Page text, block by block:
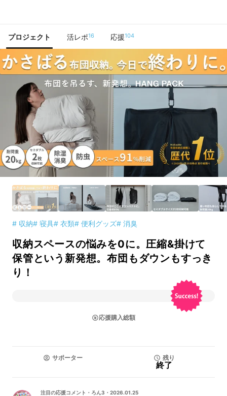
プロジェクト 活レポ16 応援104
# 収納# 寝具# 衣類# 便利グッズ# 消臭
収納スペースの悩みを0に。圧縮&掛けて
保管という新発想。布団もダウンもすっき
り！
応援購入総額
サポーター 残り
終了
注目の応援コメント ・ ろん3 ・ 2026.01.25